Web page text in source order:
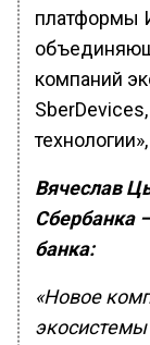
платформы
компаний
Вячеслав
Сбербанка
банка:
«Новое